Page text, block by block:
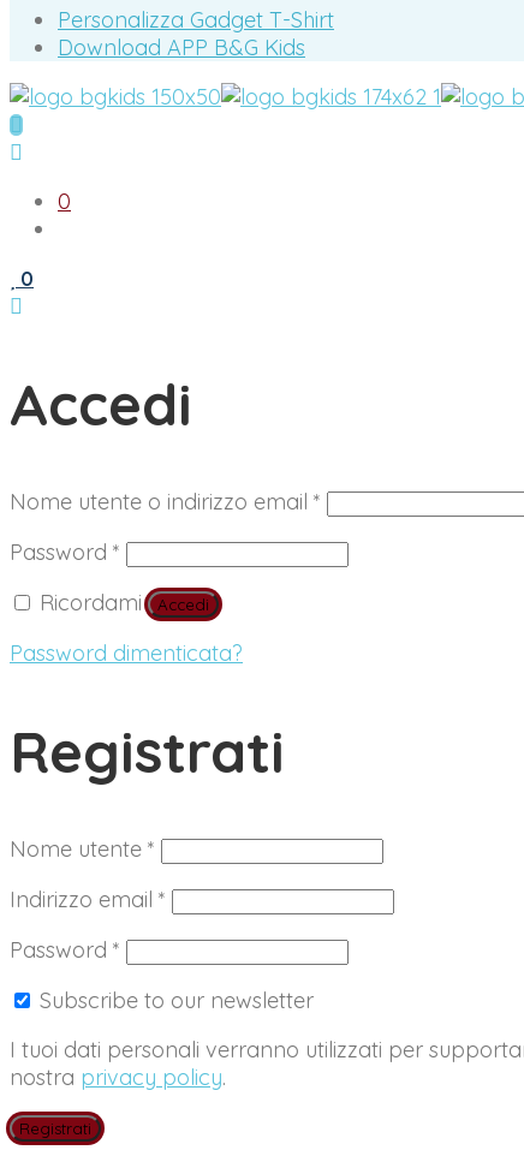
Personalizza Gadget T-Shirt
Download APP B&G Kids
0
0
Accedi
Nome utente o indirizzo email * Richiesto
Password * Richiesto
Ricordami
Accedi
Password dimenticata?
Registrati
Nome utente * Richiesto
Indirizzo email * Richiesto
Password * Richiesto
Subscribe to our newsletter
I tuoi dati personali verranno utilizzati per
nostra privacy policy.
Registrati